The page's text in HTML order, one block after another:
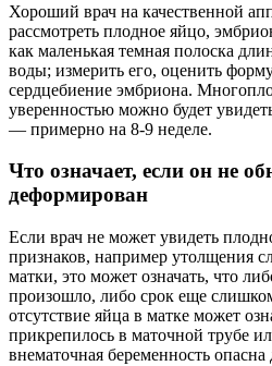
Хороший врач на качественной
рассмотреть плодное яйцо,
как маленькая темная полоска
воды; измерить его, оценить
сердцебиение эмбриона.
уверенностью можно будет
— примерно на 8-9 неделе.
Что означает, если он не
деформирован
Если врач не может увидеть
признаков, например утолщения
матки, это может означать, что
произошло, либо срок еще
отсутствие яйца в матке может
прикрепилось в маточной трубе
внематочная беременность